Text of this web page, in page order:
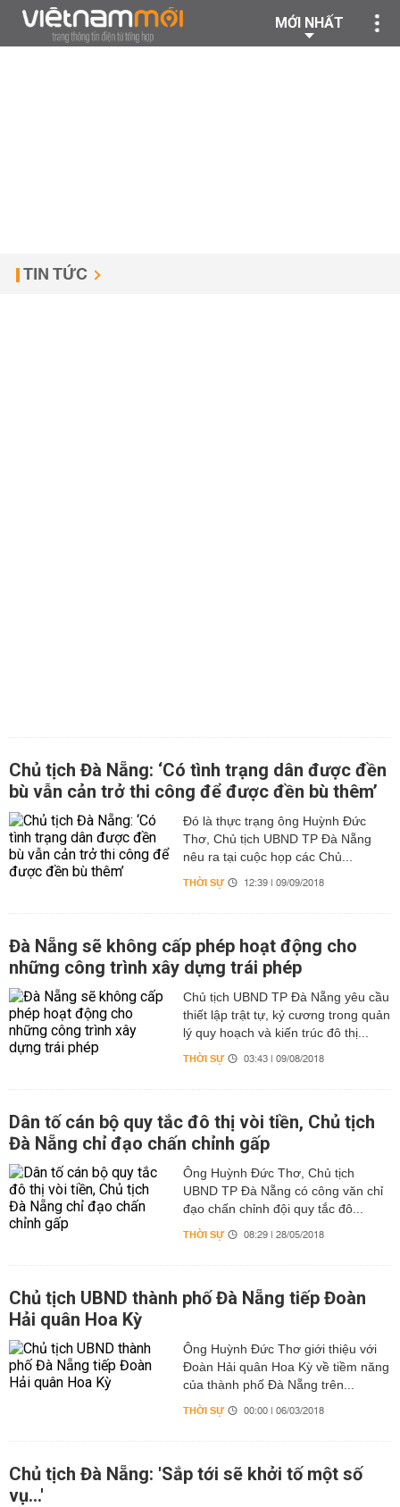
MỚI NHẤT
TIN TỨC
Chủ tịch Đà Nẵng: ‘Có tình trạng dân được đền
bù vẫn cản trở thi công để được đền bù thêm’
Đó là thực trạng ông Huỳnh Đức
Thơ, Chủ tịch UBND TP Đà Nẵng
nêu ra tại cuộc họp các Chủ...
THỜI SỰ 12:39 | 09/09/2018
Đà Nẵng sẽ không cấp phép hoạt động cho
những công trình xây dựng trái phép
Chủ tịch UBND TP Đà Nẵng yêu cầu
thiết lập trật tự, kỷ cương trong quản
lý quy hoạch và kiến trúc đô thị...
THỜI SỰ 03:43 | 09/08/2018
Dân tố cán bộ quy tắc đô thị vòi tiền, Chủ tịch
Đà Nẵng chỉ đạo chấn chỉnh gấp
Ông Huỳnh Đức Thơ, Chủ tịch
UBND TP Đà Nẵng có công văn chỉ
đạo chấn chỉnh đội quy tắc đô...
THỜI SỰ 08:29 | 28/05/2018
Chủ tịch UBND thành phố Đà Nẵng tiếp Đoàn
Hải quân Hoa Kỳ
Ông Huỳnh Đức Thơ giới thiệu với
Đoàn Hải quân Hoa Kỳ về tiềm năng
của thành phố Đà Nẵng trên...
THỜI SỰ 00:00 | 06/03/2018
Chủ tịch Đà Nẵng: 'Sắp tới sẽ khởi tố một số
vụ...'